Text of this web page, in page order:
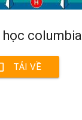
học columbia
TẢI VỀ